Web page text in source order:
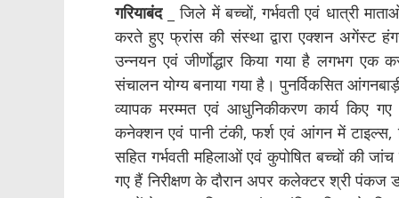
गरियाबंद_ जिले में बच्चों, गर्भवती एवं धात्री
करते हुए फ्रांस की संस्था द्वारा एक्शन अगेंस्ट
उन्नयन एवं जीर्णाेद्धार किया गया है लगभग एक
संचालन योग्य बनाया गया है। पुनर्विकसित
व्यापक मरम्मत एवं आधुनिकीकरण कार्य किए
कनेक्शन एवं पानी टंकी, फर्श एवं आंगन में टाइल्स,
सहित गर्भवती महिलाओं एवं कुपोषित बच्चों की
गए हैं निरीक्षण के दौरान अपर कलेक्टर श्री